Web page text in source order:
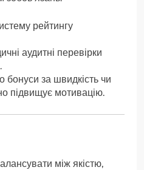
рейтингу
аудитні перевірки
за швидкість чи
підвищує мотивацію.
між якістю,